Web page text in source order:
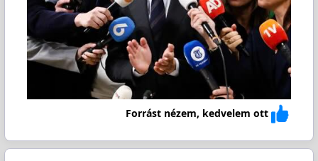
Forrást nézem, kedvelem ott